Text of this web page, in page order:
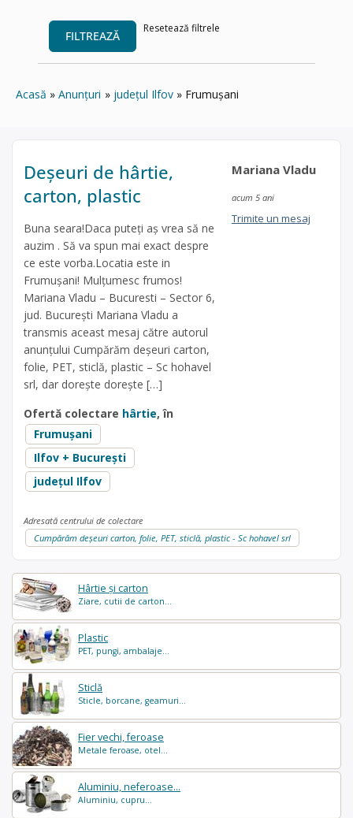
FILTREAZĂ
Resetează filtrele
Acasă Anunțuri județul Ilfov Frumușani
Hârtie și carton
Ziare, cutii de carton...
Plastic
PET, pungi, ambalaje...
Sticlă
Sticle, borcane, geamuri...
Fier vechi, feroase
Metale feroase, otel...
Aluminiu, neferoase...
Aluminiu, cupru...
Deșeuri de hârtie,
carton, plastic
Buna seara!Daca puteți aș vrea să ne
auzim . Să va spun mai exact despre
ce este vorba.Locatia este in
Frumușani! Mulțumesc frumos!
Mariana Vladu – Bucuresti – Sector 6,
jud. București Mariana Vladu a
transmis aceast mesaj către autorul
anunțului Cumpărăm deșeuri carton,
folie, PET, sticlă, plastic – Sc hohavel
srl, dar dorește dorește […]
Ofertă colectare hârtie, în
Frumușani
Ilfov + București
județul Ilfov
Mariana Vladu
acum 5 ani
Trimite un mesaj
Adresată centrului de colectare
Cumpărăm deșeuri carton, folie, PET, sticlă, plastic - Sc hohavel srl